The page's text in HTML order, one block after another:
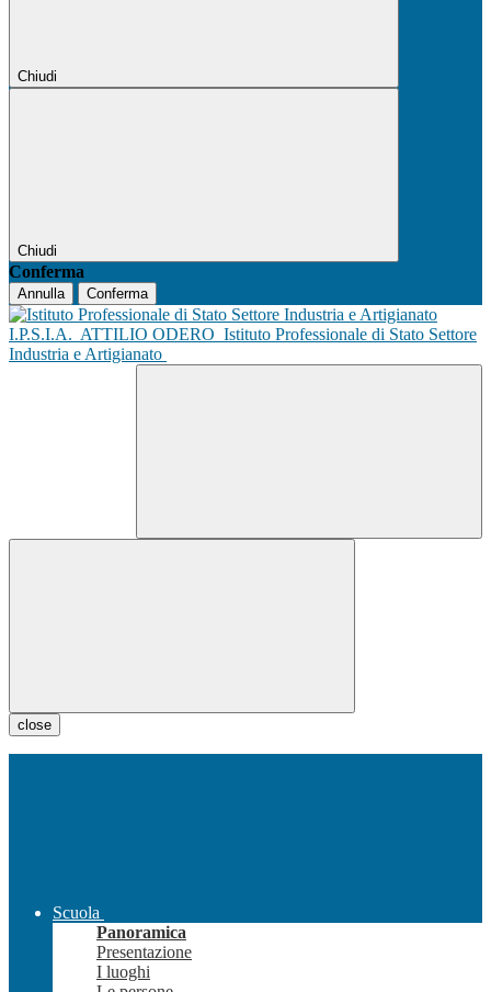
Chiudi
Chiudi
Conferma
Annulla Conferma
I.P.S.I.A. ATTILIO ODERO Istituto Professionale di Stato Settore
Industria e Artigianato
close
Scuola
Panoramica
Presentazione
I luoghi